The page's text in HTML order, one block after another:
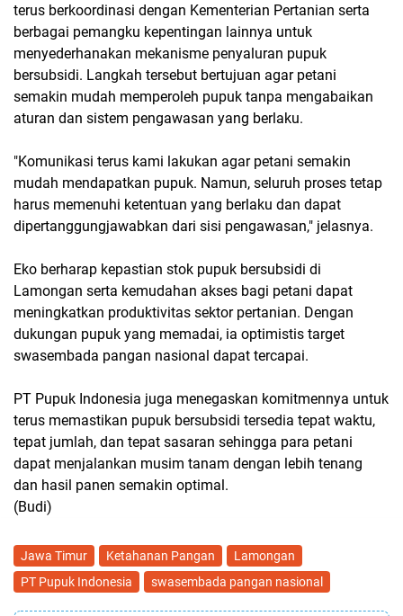
terus berkoordinasi dengan Kementerian Pertanian serta
berbagai pemangku kepentingan lainnya untuk
menyederhanakan mekanisme penyaluran pupuk
bersubsidi. Langkah tersebut bertujuan agar petani
semakin mudah memperoleh pupuk tanpa mengabaikan
aturan dan sistem pengawasan yang berlaku.
"Komunikasi terus kami lakukan agar petani semakin
mudah mendapatkan pupuk. Namun, seluruh proses tetap
harus memenuhi ketentuan yang berlaku dan dapat
dipertanggungjawabkan dari sisi pengawasan," jelasnya.
Eko berharap kepastian stok pupuk bersubsidi di
Lamongan serta kemudahan akses bagi petani dapat
meningkatkan produktivitas sektor pertanian. Dengan
dukungan pupuk yang memadai, ia optimistis target
swasembada pangan nasional dapat tercapai.
PT Pupuk Indonesia juga menegaskan komitmennya untuk
terus memastikan pupuk bersubsidi tersedia tepat waktu,
tepat jumlah, dan tepat sasaran sehingga para petani
dapat menjalankan musim tanam dengan lebih tenang
dan hasil panen semakin optimal.
(Budi)
Jawa Timur Ketahanan Pangan
Lamongan
PT Pupuk Indonesia
swasembada pangan nasional